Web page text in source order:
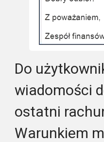
Do
wiadomości
ostatni
Warunkiem